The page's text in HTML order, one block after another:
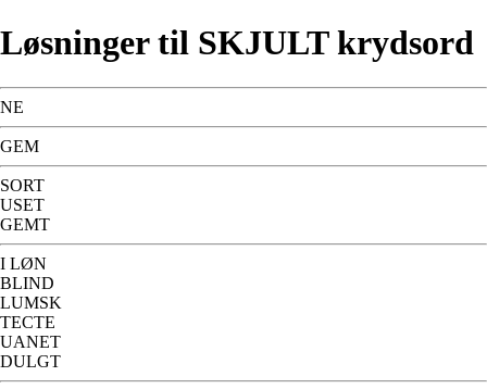
Løsninger til SKJULT krydsord
NE
GEM
SORT
USET
GEMT
I LØN
BLIND
LUMSK
TECTE
UANET
DULGT